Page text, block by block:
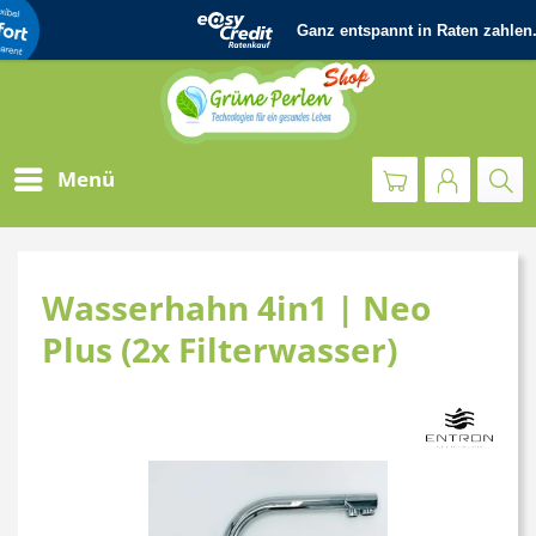
Menü
Wasserhahn 4in1 | Neo
Plus (2x Filterwasser)